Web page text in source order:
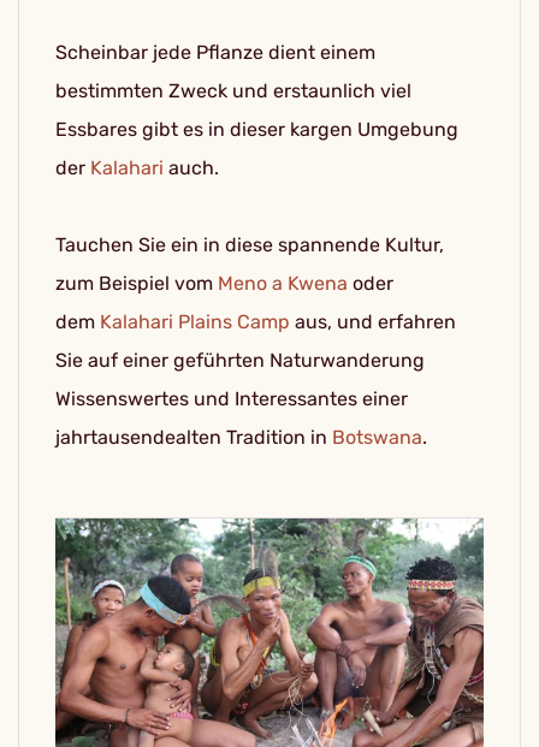
Scheinbar jede Pflanze dient einem
bestimmten Zweck und erstaunlich viel
Essbares gibt es in dieser kargen Umgebung
der Kalahari auch.
Tauchen Sie ein in diese spannende Kultur,
zum Beispiel vom Meno a Kwena oder
dem Kalahari Plains Camp aus, und erfahren
Sie auf einer geführten Naturwanderung
Wissenswertes und Interessantes einer
jahrtausendealten Tradition in Botswana.